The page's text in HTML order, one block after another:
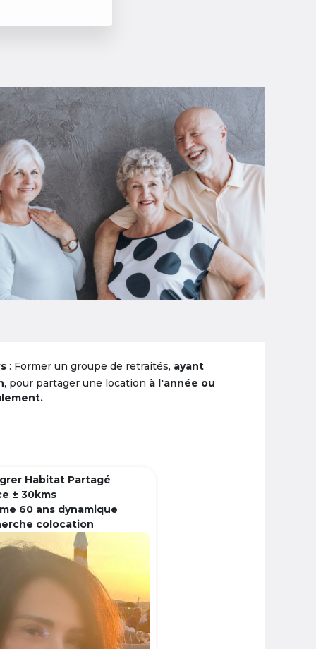
: Former un groupe de retraités, ayant
, pour partager une location à l'année ou
Habitat Partagé
± 30kms
60 ans dynamique
colocation